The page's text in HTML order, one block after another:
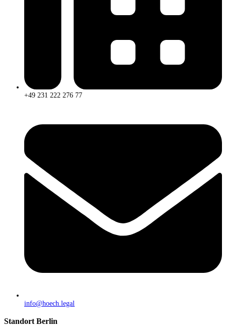
+49 231 222 276 77
info@hoech.legal
Standort Berlin